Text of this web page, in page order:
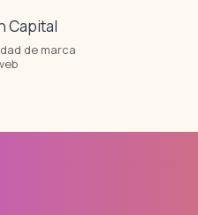
Capital
de marca